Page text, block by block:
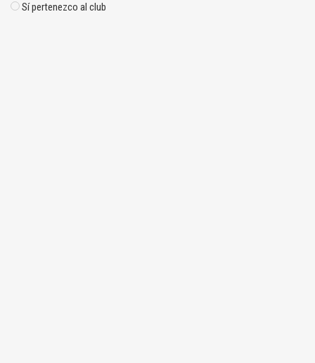
Sí pertenezco al club